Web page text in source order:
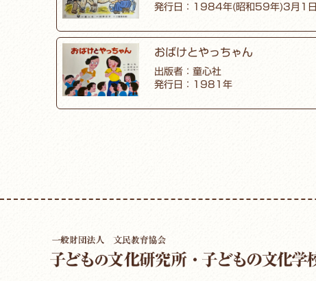
発行日：1984年(昭和59年)3月1日
おばけとやっちゃん
出版者：童心社
発行日：1981年